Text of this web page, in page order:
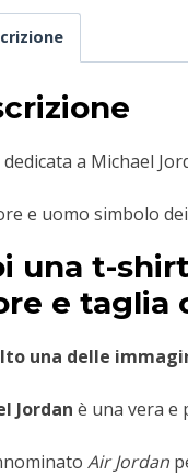
a Michael
e uomo simbolo
una t-
e taglia
una delle
Jordan è una vera e
Air Jordan